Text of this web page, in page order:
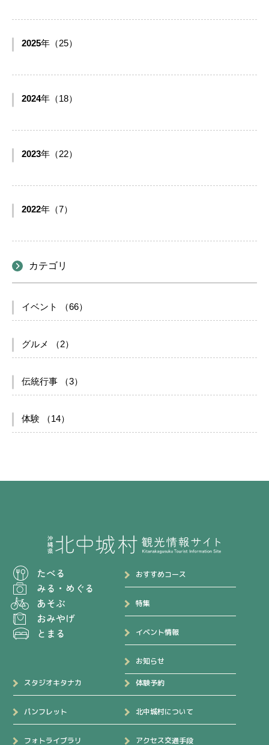
2025年（25）
2024年（18）
2023年（22）
2022年（7）
カテゴリ
イベント （66）
グルメ （2）
伝統行事 （3）
体験 （14）
たべる
みる ・ めぐる
あそぶ
おみやげ
とまる
おすすめコース
特集
イベント情報
お知らせ
スタジオキタナカ
パンフレット
フォトライブラリ
体験予約
北中城村について
アクセス交通手段